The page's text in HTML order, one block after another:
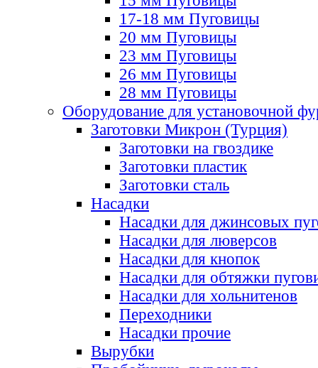
17-18 мм Пуговицы
20 мм Пуговицы
23 мм Пуговицы
26 мм Пуговицы
28 мм Пуговицы
Оборудование для установочной
Заготовки Микрон (Турция)
Заготовки на гвоздике
Заготовки пластик
Заготовки сталь
Насадки
Насадки для джинсовых
Насадки для люверсов
Насадки для кнопок
Насадки для обтяжки
Насадки для хольнитенов
Переходники
Насадки прочие
Вырубки